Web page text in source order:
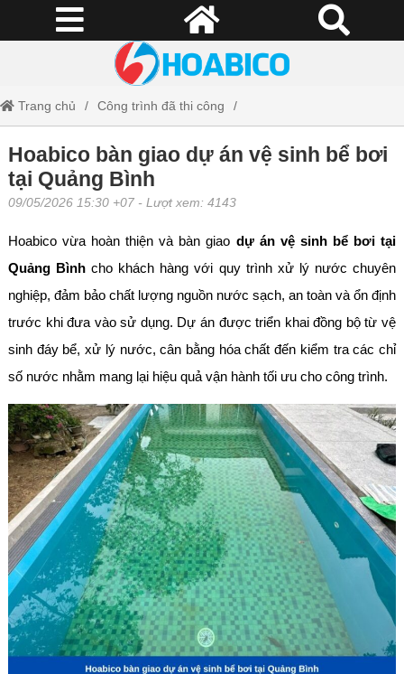
Trang chủ Công trình đã thi công
Hoabico bàn giao dự án vệ sinh bể bơi tại Quảng Bình
Hoabico bàn giao dự án vệ sinh bể bơi
tại Quảng Bình
09/05/2026 15:30 +07 - Lượt xem: 4143
Hoabico vừa hoàn thiện và bàn giao dự án vệ sinh bể bơi tại
Quảng Bình cho khách hàng với quy trình xử lý nước chuyên
nghiệp, đảm bảo chất lượng nguồn nước sạch, an toàn và ổn định
trước khi đưa vào sử dụng. Dự án được triển khai đồng bộ từ vệ
sinh đáy bể, xử lý nước, cân bằng hóa chất đến kiểm tra các chỉ
số nước nhằm mang lại hiệu quả vận hành tối ưu cho công trình.